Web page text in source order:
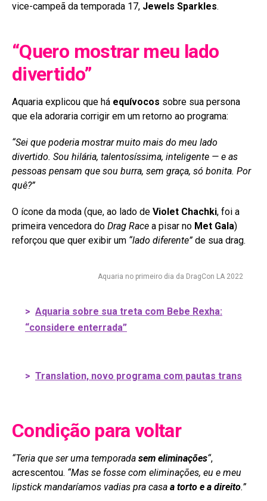
vice-campeã da temporada 17, Jewels Sparkles.
“Quero mostrar meu lado
divertido”
Aquaria explicou que há equívocos sobre sua persona
que ela adoraria corrigir em um retorno ao programa:
“Sei que poderia mostrar muito mais do meu lado
divertido. Sou hilária, talentosíssima, inteligente — e as
pessoas pensam que sou burra, sem graça, só bonita. Por
quê?”
O ícone da moda (que, ao lado de Violet Chachki, foi a
primeira vencedora do Drag Race a pisar no Met Gala)
reforçou que quer exibir um “lado diferente”de sua drag.
Aquaria no primeiro dia da DragCon LA 2022
> Aquaria sobre sua treta com Bebe Rexha:
“considere enterrada”
> Translation, novo programa com pautas trans
Condição para voltar
“Teria que ser uma temporada sem eliminações“,
acrescentou. “Mas se fosse com eliminações, eu e meu
lipstick mandaríamos vadias pra casa a torto e a direito.”